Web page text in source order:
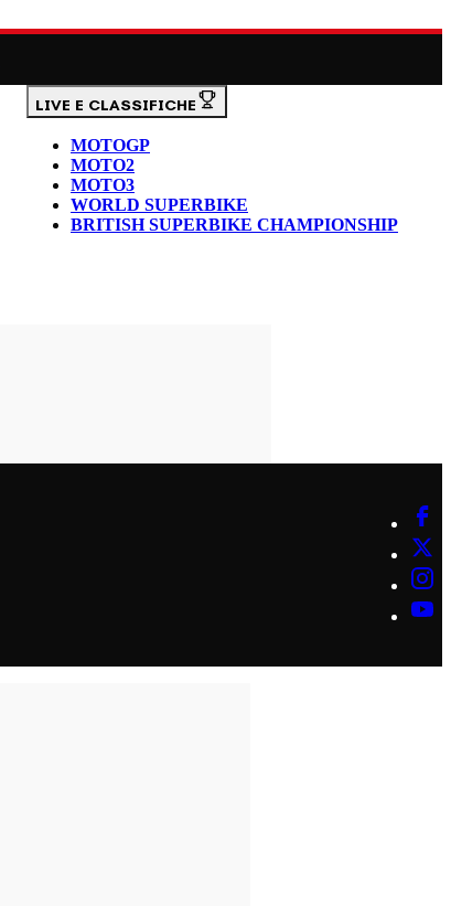
LIVE E CLASSIFICHE
MOTOGP
MOTO2
MOTO3
WORLD SUPERBIKE
BRITISH SUPERBIKE CHAMPIONSHIP